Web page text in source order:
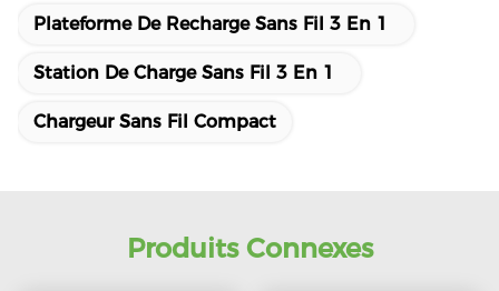
Plateforme De Recharge Sans Fil 3 En 1
Station De Charge Sans Fil 3 En 1
Chargeur Sans Fil Compact
Produits Connexes